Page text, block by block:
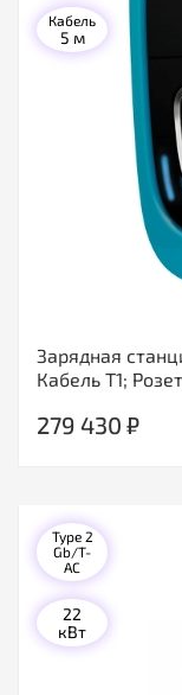
Зарядная
Кабель T1;
Кабель
5 м
279 430 ₽
Type 2
Gb/T-
AC
22
кВт